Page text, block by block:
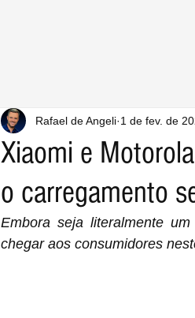
Xiaomi e
o carregamento
Rafael de Angeli 1 de fev. de
Embora seja literalmente
chegar aos consumidores